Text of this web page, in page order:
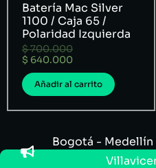
Batería Mac Silver
1100 / Caja 65 /
Polaridad Izquierda
$700.000
$ 640.000
Añadir al carrito
Bogotá -